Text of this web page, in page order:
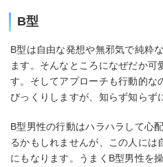
B型
B型は自由な発想や無邪気で純粋
ます。そんなところになぜだか
す。そしてアプローチも行動的な
びっくりしますが、知らず知らず
B型男性の行動はハラハラして心
るかもしれませんが、この人には
にもなります。うまくB型男性を